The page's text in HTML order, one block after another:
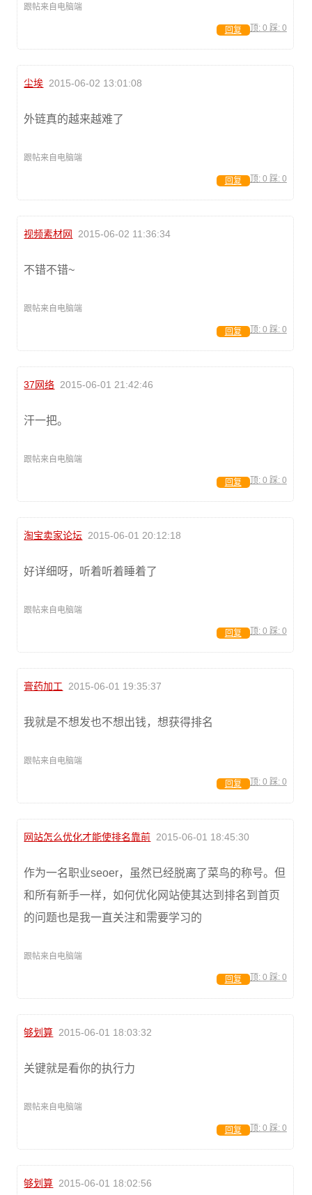
跟帖来自电脑端
顶: 0 踩: 0
回复
尘埃 2015-06-02 13:01:08
外链真的越来越难了
跟帖来自电脑端
顶: 0 踩: 0
回复
视频素材网 2015-06-02 11:36:34
不错不错~
跟帖来自电脑端
顶: 0 踩: 0
回复
37网络 2015-06-01 21:42:46
汗一把。
跟帖来自电脑端
顶: 0 踩: 0
回复
淘宝卖家论坛 2015-06-01 20:12:18
好详细呀，听着听着睡着了
跟帖来自电脑端
顶: 0 踩: 0
回复
膏药加工 2015-06-01 19:35:37
我就是不想发也不想出钱，想获得排名
跟帖来自电脑端
顶: 0 踩: 0
回复
网站怎么优化才能使排名靠前 2015-06-01 18:45:30
作为一名职业seoer，虽然已经脱离了菜鸟的称号。但
和所有新手一样，如何优化网站使其达到排名到首页
的问题也是我一直关注和需要学习的
跟帖来自电脑端
顶: 0 踩: 0
回复
够划算 2015-06-01 18:03:32
关键就是看你的执行力
跟帖来自电脑端
顶: 0 踩: 0
回复
够划算 2015-06-01 18:02:56